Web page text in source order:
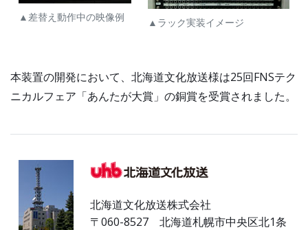
▲差替え動作中の映像例 ▲ラック実装イメージ
本装置の開発において、北海道文化放送様は25回FNSテク
ニカルフェア「あんたが大賞」の銅賞を受賞されました。
北海道文化放送株式会社
〒060-8527 北海道札幌市中央区北1条